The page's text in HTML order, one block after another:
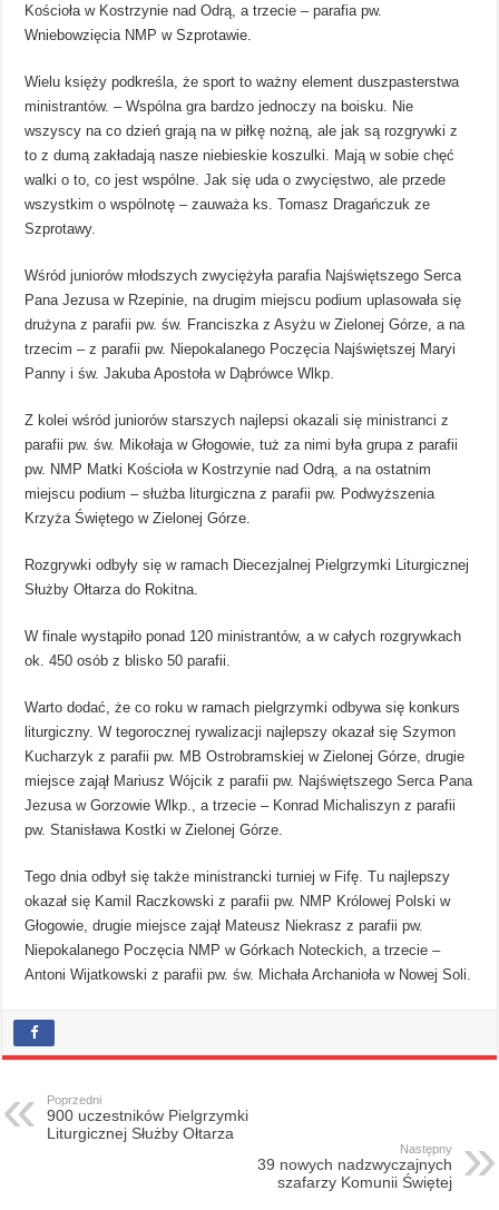
Kościoła w Kostrzynie nad Odrą, a trzecie – parafia pw.
Wniebowzięcia NMP w Szprotawie.
Wielu księży podkreśla, że sport to ważny element duszpasterstwa
ministrantów. – Wspólna gra bardzo jednoczy na boisku. Nie
wszyscy na co dzień grają na w piłkę nożną, ale jak są rozgrywki z
to z dumą zakładają nasze niebieskie koszulki. Mają w sobie chęć
walki o to, co jest wspólne. Jak się uda o zwycięstwo, ale przede
wszystkim o wspólnotę – zauważa ks. Tomasz Dragańczuk ze
Szprotawy.
Wśród juniorów młodszych zwyciężyła parafia Najświętszego Serca
Pana Jezusa w Rzepinie, na drugim miejscu podium uplasowała się
drużyna z parafii pw. św. Franciszka z Asyżu w Zielonej Górze, a na
trzecim – z parafii pw. Niepokalanego Poczęcia Najświętszej Maryi
Panny i św. Jakuba Apostoła w Dąbrówce Wlkp.
Z kolei wśród juniorów starszych najlepsi okazali się ministranci z
parafii pw. św. Mikołaja w Głogowie, tuż za nimi była grupa z parafii
pw. NMP Matki Kościoła w Kostrzynie nad Odrą, a na ostatnim
miejscu podium – służba liturgiczna z parafii pw. Podwyższenia
Krzyża Świętego w Zielonej Górze.
Rozgrywki odbyły się w ramach Diecezjalnej Pielgrzymki Liturgicznej
Służby Ołtarza do Rokitna.
W finale wystąpiło ponad 120 ministrantów, a w całych rozgrywkach
ok. 450 osób z blisko 50 parafii.
Warto dodać, że co roku w ramach pielgrzymki odbywa się konkurs
liturgiczny. W tegorocznej rywalizacji najlepszy okazał się Szymon
Kucharzyk z parafii pw. MB Ostrobramskiej w Zielonej Górze, drugie
miejsce zajął Mariusz Wójcik z parafii pw. Najświętszego Serca Pana
Jezusa w Gorzowie Wlkp., a trzecie – Konrad Michaliszyn z parafii
pw. Stanisława Kostki w Zielonej Górze.
Tego dnia odbył się także ministrancki turniej w Fifę. Tu najlepszy
okazał się Kamil Raczkowski z parafii pw. NMP Królowej Polski w
Głogowie, drugie miejsce zajął Mateusz Niekrasz z parafii pw.
Niepokalanego Poczęcia NMP w Górkach Noteckich, a trzecie –
Antoni Wijatkowski z parafii pw. św. Michała Archanioła w Nowej Soli.
Poprzedni
900 uczestników Pielgrzymki
Liturgicznej Służby Ołtarza
Następny
39 nowych nadzwyczajnych
szafarzy Komunii Świętej